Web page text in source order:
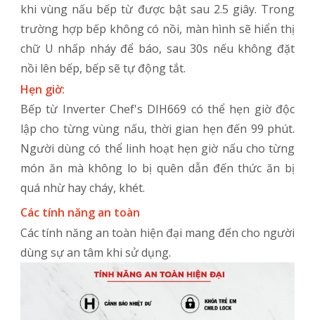
khi vùng nấu bếp từ được bật sau 2.5 giây. Trong
trường hợp bếp không có nồi, màn hình sẽ hiển thị
chữ U nhấp nháy để báo, sau 30s nếu không đặt
nồi lên bếp, bếp sẽ tự động tắt.
Hẹn giờ:
Bếp từ Inverter Chef's DIH669 có thể hẹn giờ độc
lập cho từng vùng nấu, thời gian hẹn đến 99 phút.
Người dùng có thể linh hoạt hẹn giờ nấu cho từng
món ăn mà không lo bị quên dẫn đến thức ăn bị
quá nhừ hay cháy, khét.
Các tính năng an toàn
Các tính năng an toàn hiện đại mang đến cho người
dùng sự an tâm khi sử dụng.